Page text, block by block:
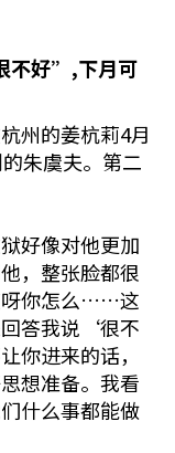
不好”,下月可
州的姜杭莉4月
朱虞夫。第二
好像对他更加
，整张脸都很
呀你怎么……这
答我说‘很不
你进来的话，
想准备。我看
什么事都能做